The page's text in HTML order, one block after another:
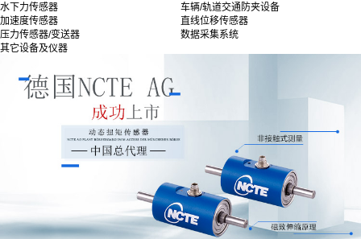
水下力传感器
车辆/轨道交通防夹设备
加速度传感器
直线位移传感器
压力传感器/变送器
数据采集系统
其它设备及仪器